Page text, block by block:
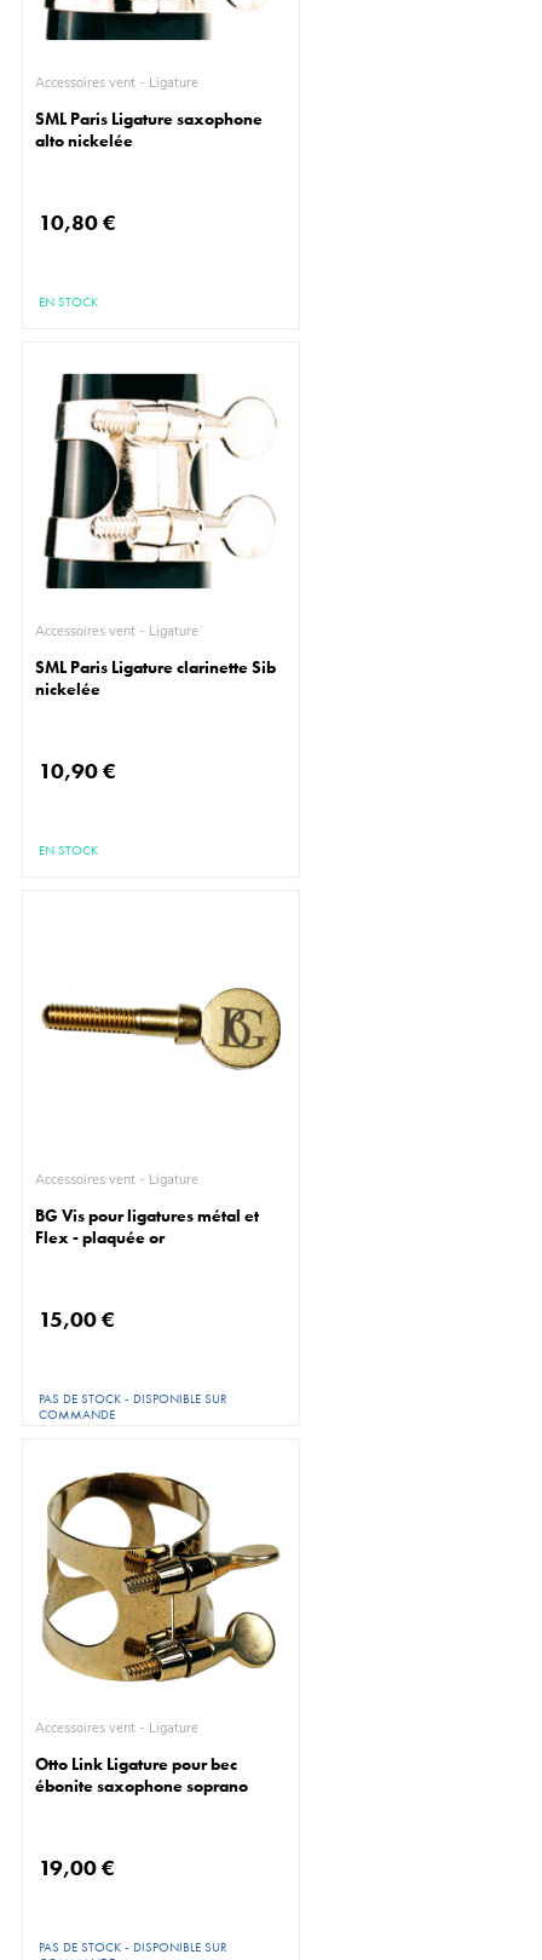
Accessoires vent - Ligature
SML Paris Ligature saxophone
alto nickelée
10,80 €
EN STOCK
Accessoires vent - Ligature
SML Paris Ligature clarinette Sib
nickelée
10,90 €
EN STOCK
Accessoires vent - Ligature
BG Vis pour ligatures métal et
Flex - plaquée or
15,00 €
PAS DE STOCK - DISPONIBLE SUR
COMMANDE
Accessoires vent - Ligature
Otto Link Ligature pour bec
ébonite saxophone soprano
19,00 €
PAS DE STOCK - DISPONIBLE SUR